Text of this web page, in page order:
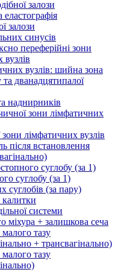
залози
залози
синусів
переферійні зони
вузлів: шийна зона
дванадцятипалої
наднирників
зони лімфатичних
лімфатичних вузлів
після встановлення
суглобу (за 1)
суглобу (за 1)
суглобів (за пару)
системи
міхура + залишкова сеча
тазу
+ трансвагінально)
тазу